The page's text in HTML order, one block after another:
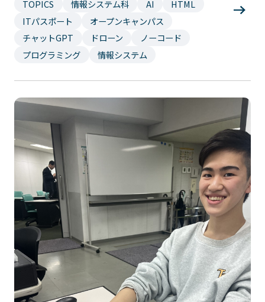
イベント・行事
キャンパスマップ
校外施設
部活・クラブ紹介
学生寮・マンション
学生委員会
入学のご案内
5つの入学方法
募集要項
学費・教材費
奨学金・奨励金
外国人留学生入学のご案内
NEWS&TOPICS
プライバシーポリシー サイトマップ
TOPICS 情報システム科 AI
HTML
ITパスポート
オープンキャンパス
チャットGPT
ドローン
ノーコード
プログラミング
情報システム